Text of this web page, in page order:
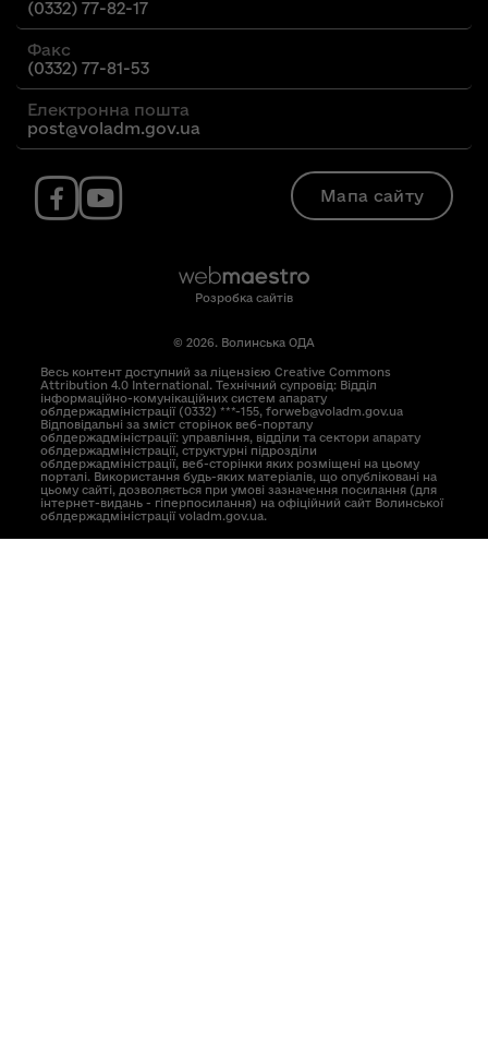
(0332) 77-82-17
Факс
(0332) 77-81-53
Електронна пошта
post@voladm.gov.ua
Мапа сайту
Розробка сайтів
© 2026. Волинська ОДА
Весь контент доступний за ліцензією Creative Commons
Attribution 4.0 International. Технічний супровід: Відділ
інформаційно-комунікаційних систем апарату
облдержадміністрації (0332) ***-155, forweb@voladm.gov.ua
Відповідальні за зміст сторінок веб-порталу
облдержадміністрації: управління, відділи та сектори апарату
облдержадміністрації, структурні підрозділи
облдержадміністрації, веб-сторінки яких розміщені на цьому
порталі. Використання будь-яких матеріалів, що опубліковані на
цьому сайті, дозволяється при умові зазначення посилання (для
інтернет-видань - гіперпосилання) на офіційний сайт Волинської
облдержадміністрації voladm.gov.ua.